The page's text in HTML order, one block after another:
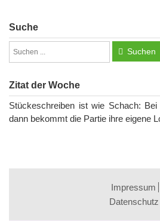
Suche
Suchen
Zitat der Woche
Stückeschreiben ist wie Schach:
dann bekommt die Partie ihre eigene
Impressum
Datenschutz